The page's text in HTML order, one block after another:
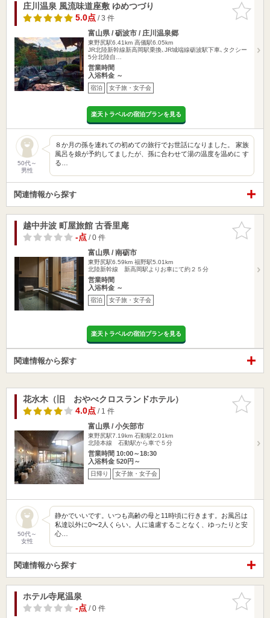
お気に入
りに追加
庄川温泉 風流味道座敷 ゆめつづり
5.0点/ 3 件
富山県 / 砺波市 / 庄川温泉郷
東野尻駅6.41km 高儀駅6.05km
JR北陸新幹線新高岡駅乗換､JR城端線砺波駅下車､タクシー
5分北陸自…
営業時間
入浴料金 ～
宿泊 女子旅・女子会
楽天トラベルの宿泊プランを見る
50代～
男性
８か月の孫を連れての初めての旅行でお世話になりました。 家族
風呂を娘が予約してましたが、孫に合わせて湯の温度を温めに す
る…
関連情報から探す
お気に入
りに追加
越中井波 町屋旅館 古香里庵
-点/ 0 件
富山県 / 南砺市
東野尻駅6.59km 福野駅5.01km
北陸新幹線 新高岡駅よりお車にて約２５分
営業時間
入浴料金 ～
宿泊 女子旅・女子会
楽天トラベルの宿泊プランを見る
関連情報から探す
お気に入
りに追加
花水木（旧 おやべクロスランドホテル）
4.0点/ 1 件
富山県 / 小矢部市
東野尻駅7.19km 石動駅2.01km
北陸本線 石動駅から車で５分
営業時間 10:00～18:30
入浴料金 520円～
日帰り 女子旅・女子会
50代～
女性
静かでいいです。いつも高齢の母と11時頃に行きます。お風呂は
私達以外に0〜2人くらい。人に遠慮することなく、ゆったりと安
心…
関連情報から探す
お気に入
りに追加
ホテル寺尾温泉
-点/ 0 件